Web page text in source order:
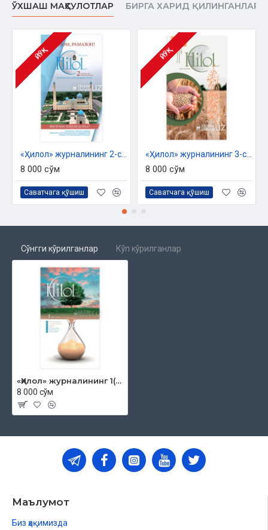
ИЛЛАТ
ОИЛА
ҚУРЪОН МЎЖИЗАЛАРИ
ХАБАРЛАР
САЛОМАТЛИК
МАШҲУР МАСЖИДЛАР
ЎХШАШ МАҲСУЛОТЛАР БИРГА ХАРИД ҚИЛИНГАНЛАР
ЙЎҚ
8 000 сўм
Саватчага қўшиш
ЙЎҚ
8 000 сўм
Саватчага қўшиш
Сўнгги кўрилганлар Кўп кўрилганлар
«Ҳилол» журналининг 1(10)-сони
8 000 сўм
Маълумот
Биз ҳақимизда